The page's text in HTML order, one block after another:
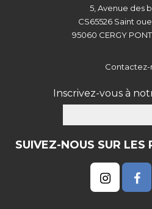
5, Avenue des
CS65526 Saint
95060 CERGY
Contactez-
Inscrivez-vous à
SUIVEZ-NOUS SUR LES